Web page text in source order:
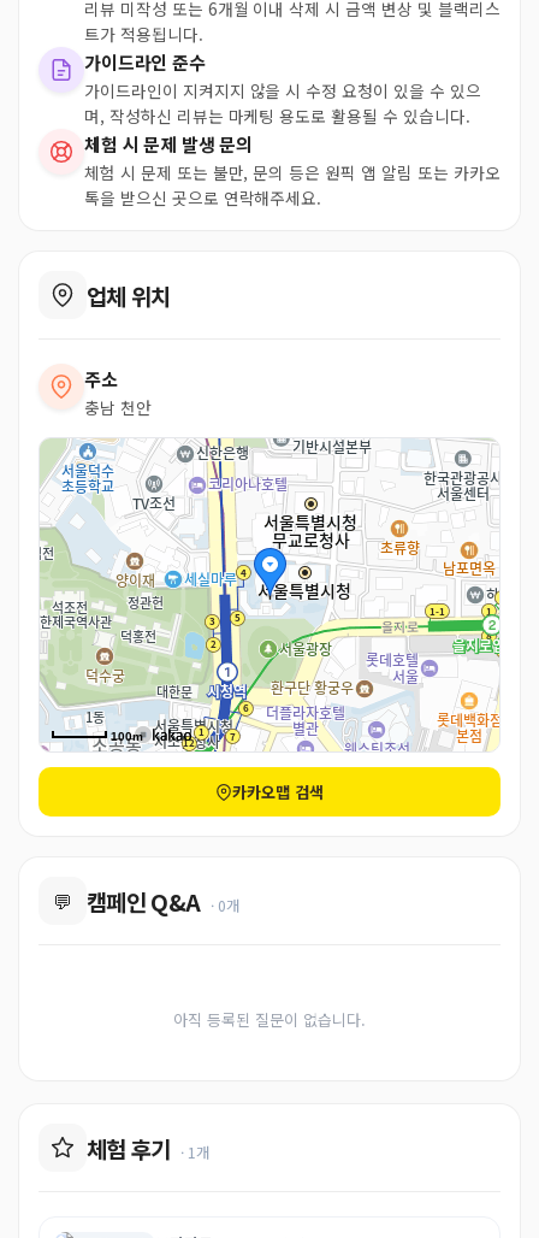
리뷰 미작성 또는 6개월 이내 삭제 시 금액 변상 및 블랙리스
트가 적용됩니다.
가이드라인 준수
가이드라인이 지켜지지 않을 시 수정 요청이 있을 수 있으
며, 작성하신 리뷰는 마케팅 용도로 활용될 수 있습니다.
체험 시 문제 발생 문의
체험 시 문제 또는 불만, 문의 등은 원픽 앱 알림 또는 카카오
톡을 받으신 곳으로 연락해주세요.
업체 위치
주소
충남 천안
100m
카카오맵 검색
💬 캠페인 Q&A · 0개
아직 등록된 질문이 없습니다.
체험 후기 · 1개